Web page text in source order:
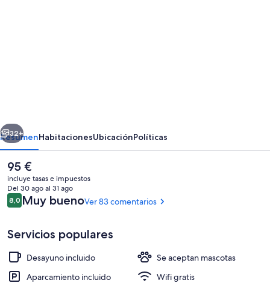
Terraza o patio
Siguiente
32+
ResumenHabitacionesUbicaciónPolíticas
El
precio
actual
es
de
95 €
incluye tasas e impuestos
Del 30 ago al 31 ago
Comentarios
8,08,0 de 10
Muy buenoVer 83 comentarios
Servicios populares
Desayuno incluido
Se aceptan mascotas
Aparcamiento incluido
Wifi gratis